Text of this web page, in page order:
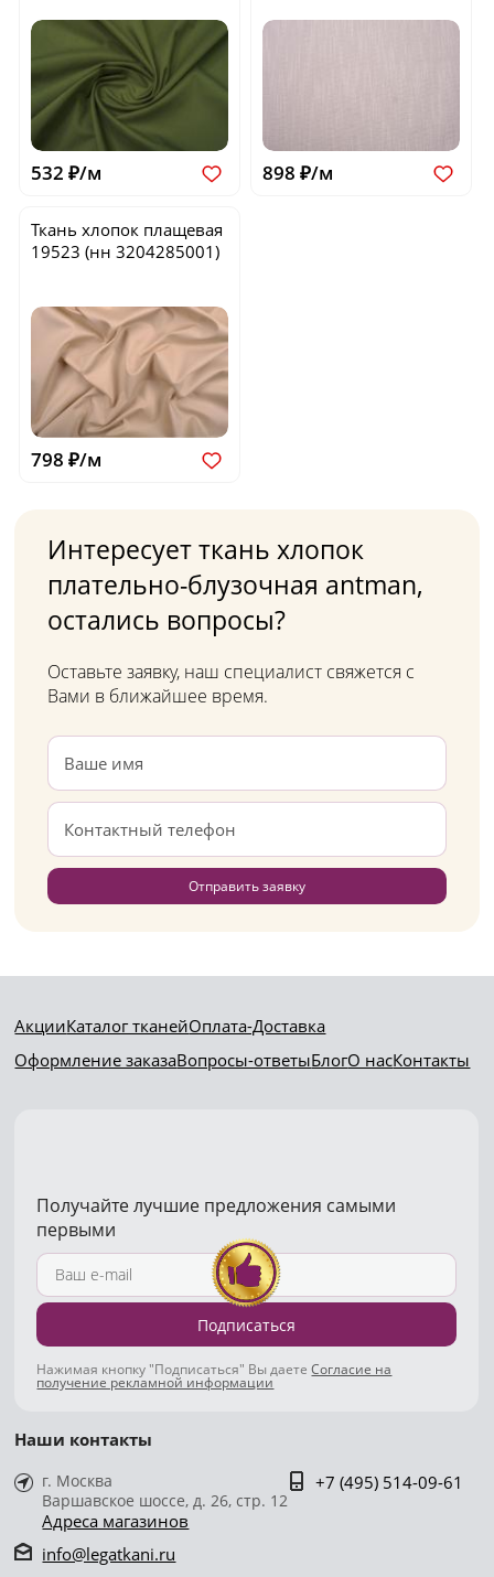
532 ₽/м 898 ₽/м
Ткань хлопок плащевая
19523 (нн 3204285001)
798 ₽/м
Интересует ткань хлопок
плательно-блузочная antman,
остались вопросы?
Оставьте заявку, наш специалист свяжется с
Вами в ближайшее время.
Отправить заявку
АкцииКаталог тканейОплата-Доставка
Оформление заказаВопросы-ответыБлогО насКонтакты
Получайте лучшие предложения самыми
первыми
Подписаться
Нажимая кнопку "Подписаться" Вы даетеСогласие на
получение рекламной информации
Наши контакты
г. Москва
Варшавское шоссе, д. 26, стр. 12
Адреса магазинов
+7 (495) 514-09-61
info@legatkani.ru